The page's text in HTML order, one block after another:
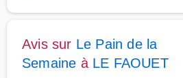
Avis sur Le Pain de la
Semaine à LE FAOUET